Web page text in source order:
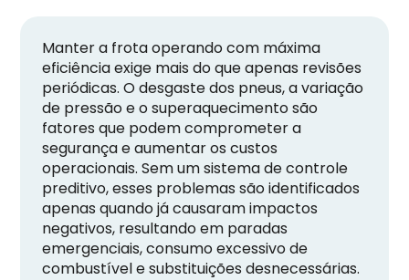
Manter a frota operando com máxima
eficiência exige mais do que apenas revisões
periódicas. O desgaste dos pneus, a variação
de pressão e o superaquecimento são
fatores que podem comprometer a
segurança e aumentar os custos
operacionais. Sem um sistema de controle
preditivo, esses problemas são identificados
apenas quando já causaram impactos
negativos, resultando em paradas
emergenciais, consumo excessivo de
combustível e substituições desnecessárias.